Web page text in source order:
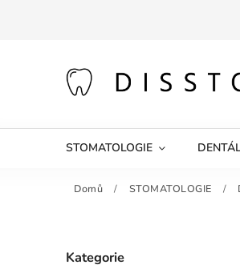
STOMATOLOGIE
Domů / STOMATOLOGIE /
Kategorie